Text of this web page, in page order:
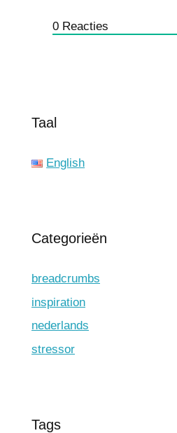
0 Reacties
Taal
English
Categorieën
breadcrumbs
inspiration
nederlands
stressor
Tags